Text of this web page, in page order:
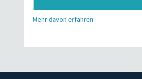
Mehr davon erfahren